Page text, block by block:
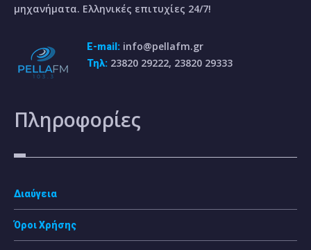
μηχανήματα. Ελληνικές επιτυχίες 24/7!
E-mail: info@pellafm.gr
Τηλ: 23820 29222, 23820 29333
Πληροφορίες
Διαύγεια
Όροι Χρήσης